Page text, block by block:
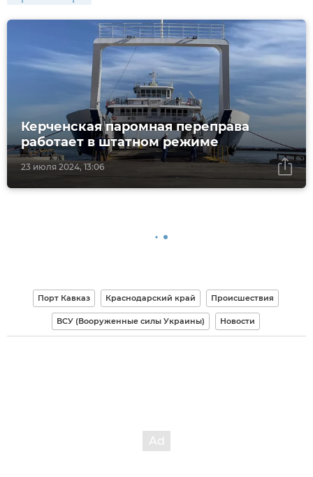
23 июля 2024, 13:06
Керченская паромная переправа
работает в штатном режиме
Порт Кавказ Краснодарский край Происшествия
ВСУ (Вооруженные силы Украины) Новости